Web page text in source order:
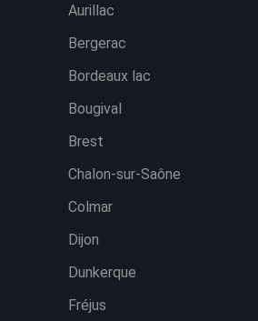
Aurillac
Bergerac
Bordeaux lac
Bougival
Brest
Chalon-sur-Saône
Colmar
Dijon
Dunkerque
Fréjus